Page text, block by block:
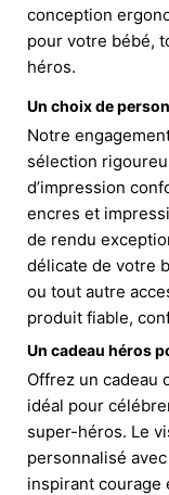
conception
pour votre bébé,
héros.
Un choix de
Notre
sélection
d’impression
encres et
de rendu
délicate de votre
ou tout autre
produit fiable,
Un cadeau héros
Offrez un cadeau
idéal pour
super-héros. Le
personnalisé
inspirant courage